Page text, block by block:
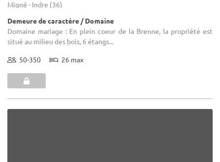
Migné - Indre (36)
Demeure de caractère / Domaine
Domaine mariage : En plein coeur de la Brenne, la propriété est
situé au milieu des bois, 6 étangs...
50-350 26 max